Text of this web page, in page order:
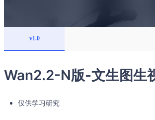
v1.0
Wan2.2-N版-文生图生
仅供学习研究